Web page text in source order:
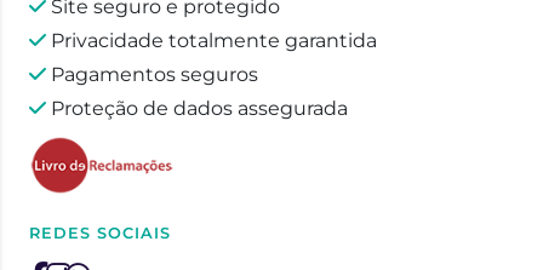
Site seguro e protegido
Privacidade totalmente garantida
Pagamentos seguros
Proteção de dados assegurada
REDES SOCIAIS